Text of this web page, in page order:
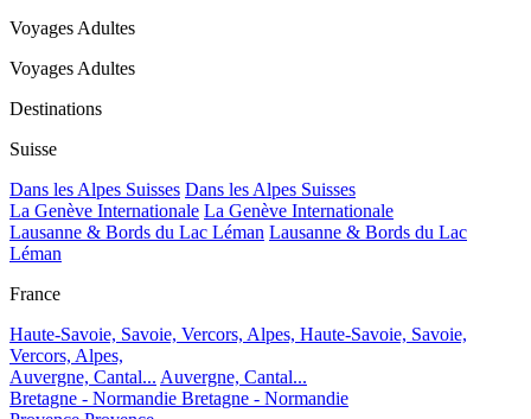
Voyages Adultes
Voyages Adultes
Destinations
Suisse
Dans les Alpes Suisses Dans les Alpes Suisses
La Genève Internationale La Genève Internationale
Lausanne & Bords du Lac Léman Lausanne & Bords du Lac
Léman
France
Haute-Savoie, Savoie, Vercors, Alpes, Haute-Savoie, Savoie,
Vercors, Alpes,
Auvergne, Cantal... Auvergne, Cantal...
Bretagne - Normandie Bretagne - Normandie